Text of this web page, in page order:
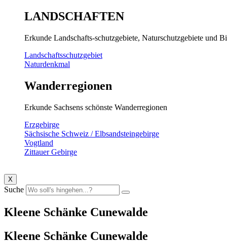
LANDSCHAFTEN
Erkunde Landschafts-schutzgebiete, Naturschutzgebiete und
Landschaftsschutzgebiet
Naturdenkmal
Wanderregionen
Erkunde Sachsens schönste Wanderregionen
Erzgebirge
Sächsische Schweiz / Elbsandsteingebirge
Vogtland
Zittauer Gebirge
X
Suche
Kleene Schänke Cunewalde
Kleene Schänke Cunewalde